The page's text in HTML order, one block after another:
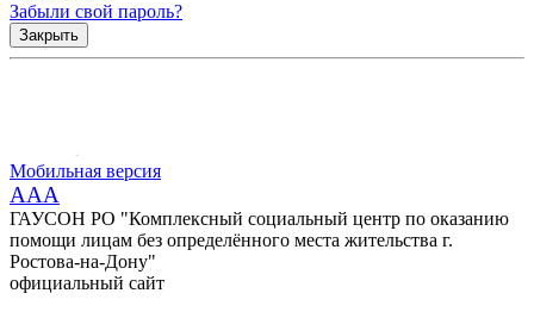
Забыли свой пароль?
Закрыть
Мобильная версия
AAA
ГАУСОН РО "Комплексный социальный центр по оказанию
помощи лицам без определённого места жительства г.
Ростова-на-Дону"
официальный сайт